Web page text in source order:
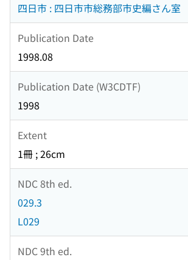
四日市 : 四日市市総務部市史編さん室
Publication Date
1998.08
Publication Date (W3CDTF)
1998
Extent
1冊 ; 26cm
NDC 8th ed.
029.3
L029
NDC 9th ed.